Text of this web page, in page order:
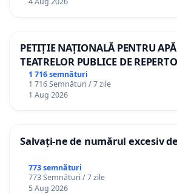
PETIȚIE NAȚIONALĂ PENTRU
TEATRELOR PUBLICE DE
ROMÂNIA
1 716 semnături
1 716 Semnături / 7 zile
1 Aug 2026
Salvați-ne de numărul excesiv
773 semnături
773 Semnături / 7 zile
5 Aug 2026